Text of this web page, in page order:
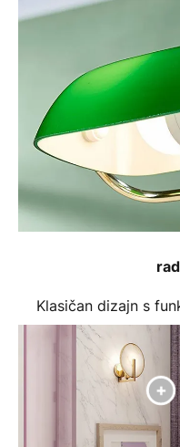
Klasičan dizajn s